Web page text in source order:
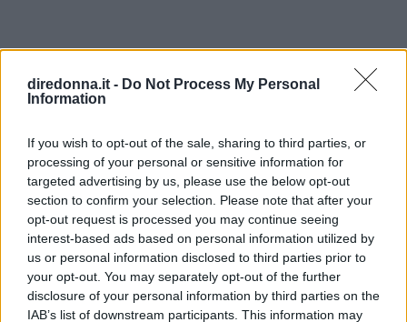
diredonna.it - Do Not Process My Personal
Information
If you wish to opt-out of the sale, sharing to third parties, or
processing of your personal or sensitive information for
targeted advertising by us, please use the below opt-out
section to confirm your selection. Please note that after your
opt-out request is processed you may continue seeing
interest-based ads based on personal information utilized by
us or personal information disclosed to third parties prior to
your opt-out. You may separately opt-out of the further
disclosure of your personal information by third parties on the
IAB’s list of downstream participants. This information may
Dallestoriecorrelate